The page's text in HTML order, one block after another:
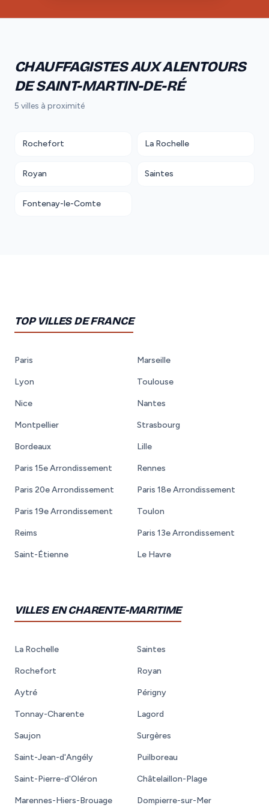
CHAUFFAGISTES AUX ALENTOURS
DE SAINT-MARTIN-DE-RÉ
5 villes à proximité
Rochefort La Rochelle
Royan Saintes
Fontenay-le-Comte
TOP VILLES DE FRANCE
Paris Marseille
Lyon Toulouse
Nice Nantes
Montpellier Strasbourg
Bordeaux Lille
Paris 15e Arrondissement Rennes
Paris 20e Arrondissement Paris 18e Arrondissement
Paris 19e Arrondissement Toulon
Reims Paris 13e Arrondissement
Saint-Étienne Le Havre
VILLES EN CHARENTE-MARITIME
La Rochelle Saintes
Rochefort Royan
Aytré Périgny
Tonnay-Charente Lagord
Saujon Surgères
Saint-Jean-d'Angély Puilboreau
Saint-Pierre-d'Oléron Châtelaillon-Plage
Marennes-Hiers-Brouage Dompierre-sur-Mer